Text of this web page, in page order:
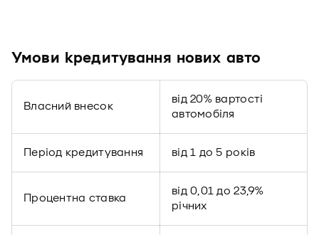
Умови кредитування нових авто
Власний внесок
від 20% вартості
автомобіля
Період кредитування від 1 до 5 років
Процентна ставка
від 0,01 до 23,9%
річних